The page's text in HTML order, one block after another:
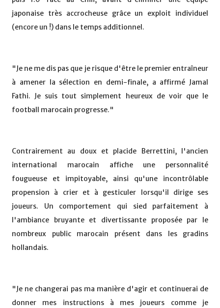
japonaise très accrocheuse grâce un exploit individuel
(encore un !) dans le temps additionnel.
"Je ne me dis pas que je risque d'être le premier entraîneur
à amener la sélection en demi-finale, a affirmé Jamal
Fathi. Je suis tout simplement heureux de voir que le
football marocain progresse."
Contrairement au doux et placide Berrettini, l'ancien
international marocain affiche une personnalité
fougueuse et impitoyable, ainsi qu'une incontrôlable
propension à crier et à gesticuler lorsqu'il dirige ses
joueurs. Un comportement qui sied parfaitement à
l'ambiance bruyante et divertissante proposée par le
nombreux public marocain présent dans les gradins
hollandais.
"Je ne changerai pas ma manière d'agir et continuerai de
donner mes instructions à mes joueurs comme je